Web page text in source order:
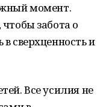
момент.
забота о
сверхценность и
Все усилия не